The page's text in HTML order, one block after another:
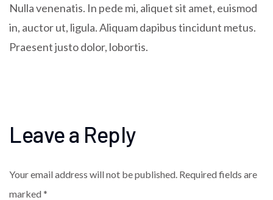
Nulla venenatis. In pede mi, aliquet sit amet, euismod
in, auctor ut, ligula. Aliquam dapibus tincidunt metus.
Praesent justo dolor, lobortis.
Leave a Reply
Your email address will not be published. Required fields are
marked *